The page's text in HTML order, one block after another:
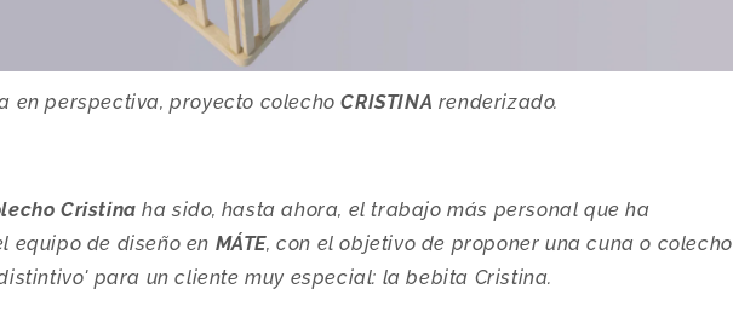
en perspectiva, proyecto colechoCRISTINA renderizado.
Cristina ha sido, hasta ahora, el trabajo más personal que ha
equipo de diseño en MÁTE, con el objetivo de proponer una cuna o colecho
para un cliente muy especial: la bebita Cristina.